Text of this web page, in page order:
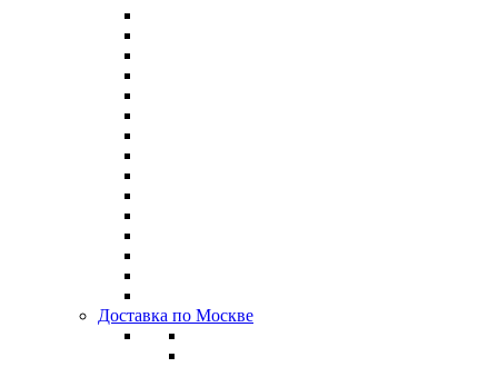
Доставка по Москве